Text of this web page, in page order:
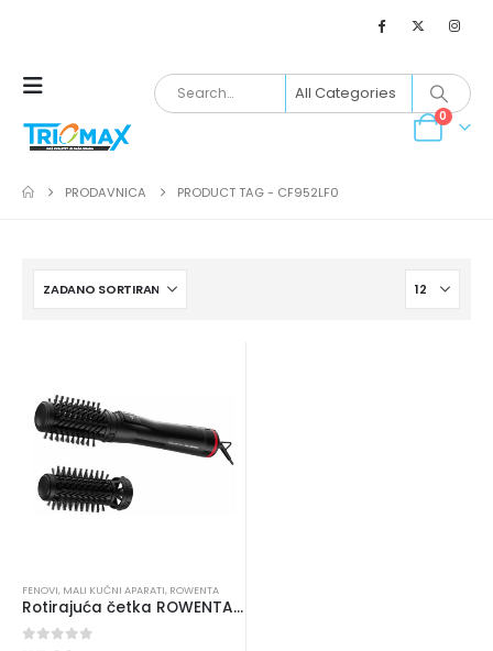
0
PRODAVNICA PRODUCT TAG - CF952LF0
FENOVI, MALI KUĆNI APARATI, ROWENTA
Rotirajuća četka ROWENTA CF952LF0